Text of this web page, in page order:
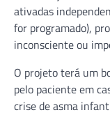
ativadas
for programado),
inconsciente ou
O projeto terá um
pelo paciente em
crise de asma